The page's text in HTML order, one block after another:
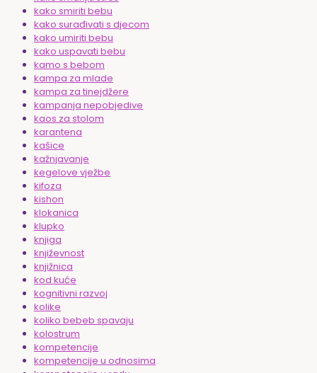
kako smiriti bebu
kako surađivati s djecom
kako umiriti bebu
kako uspavati bebu
kamo s bebom
kampa za mlade
kampa za tinejdžere
kampanja nepobjedive
kaos za stolom
karantena
kašice
kažnjavanje
kegelove vježbe
kifoza
kishon
klokanica
klupko
knjiga
književnost
knjižnica
kod kuće
kognitivni razvoj
kolike
koliko bebeb spavaju
kolostrum
kompetencije
kompetencije u odnosima